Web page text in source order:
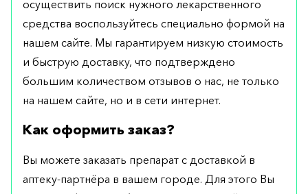
осуществить поиск нужного лекарственного
средства воспользуйтесь специально формой на
нашем сайте. Мы гарантируем низкую стоимость
и быструю доставку, что подтверждено
большим количеством отзывов о нас, не только
на нашем сайте, но и в сети интернет.
Как оформить заказ?
Вы можете заказать препарат с доставкой в
аптеку-партнёра в вашем городе. Для этого Вы